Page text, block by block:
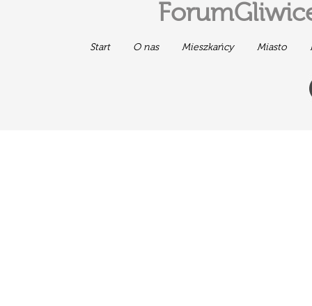
Start O nas Mieszkańcy Miasto